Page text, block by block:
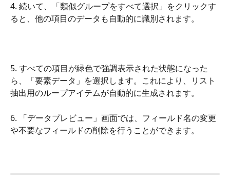
4. 続いて、「類似グループをすべて選択」をクリックす
ると、他の項目のデータも自動的に識別されます。
5. すべての項目が緑色で強調表示された状態になった
ら、「要素データ」を選択します。これにより、リスト
抽出用のループアイテムが自動的に生成されます。
6. 「データプレビュー」画面では、フィールド名の変更
や不要なフィールドの削除を行うことができます。